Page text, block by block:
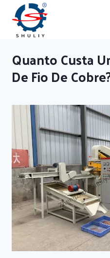
content
Quanto Custa
De Fio De